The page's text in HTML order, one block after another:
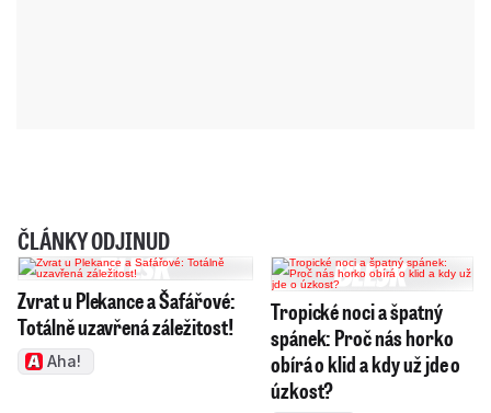
ČLÁNKY ODJINUD
Zvrat u Plekance a Šafářové:
Totálně uzavřená záležitost!
Aha!
Tropické noci a špatný
spánek: Proč nás horko
obírá o klid a kdy už jde o
úzkost?